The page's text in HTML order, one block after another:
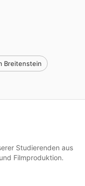
Breitenstein
Studierenden aus
Filmproduktion.